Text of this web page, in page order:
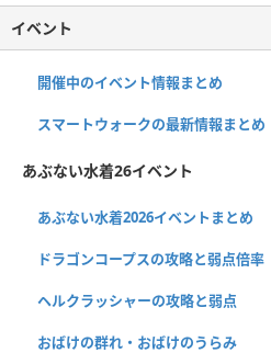
イベント
開催中のイベント情報まとめ
スマートウォークの最新情報まとめ
あぶない水着26イベント
あぶない水着2026イベントまとめ
ドラゴンコープスの攻略と弱点倍率
ヘルクラッシャーの攻略と弱点
おばけの群れ・おばけのうらみ